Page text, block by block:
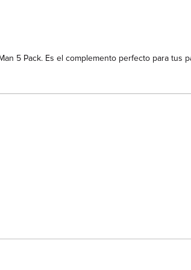
5 Pack. Es el complemento perfecto para tus